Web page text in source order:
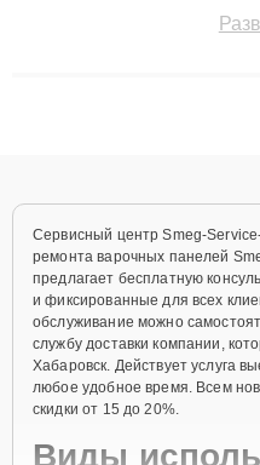
сохранением гарантии до 3
Сервисный центр Smeg-
ремонта варочных панелей
предлагает бесплатную
и фиксированные для всех
обслуживание можно
службу доставки компании,
Хабаровск. Действует услуга
любое удобное время. Всем
скидки от 15 до 20%.
Виды